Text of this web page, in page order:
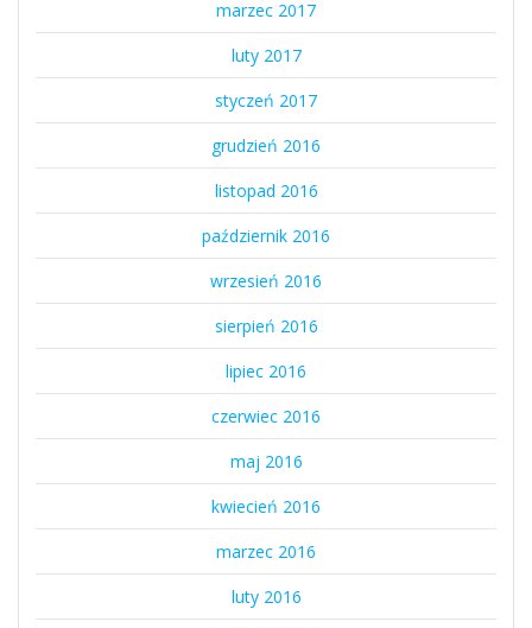
marzec 2017
luty 2017
styczeń 2017
grudzień 2016
listopad 2016
październik 2016
wrzesień 2016
sierpień 2016
lipiec 2016
czerwiec 2016
maj 2016
kwiecień 2016
marzec 2016
luty 2016